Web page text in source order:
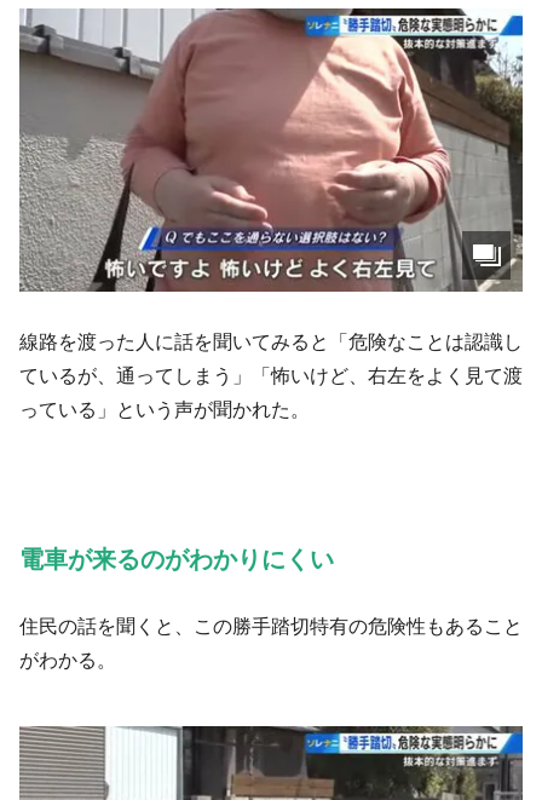
線路を渡った人に話を聞いてみると「危険なことは認識し
ているが、通ってしまう」「怖いけど、右左をよく見て渡
っている」という声が聞かれた。
電車が来るのがわかりにくい
住民の話を聞くと、この勝手踏切特有の危険性もあること
がわかる。